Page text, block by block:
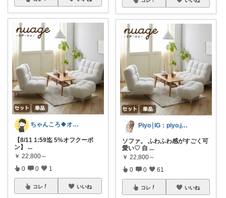
ちゃんころ🍀オリ写/インテリア/キッズ
【8/11 1:59迄 5%オフクーポ
ン】
...
￥ 22,800～
0 0 1
コレ いいね
Piyo┊IG：piyo.jp___
ソファ。 ふわふわ感がすごく可
愛い♡ 自 ...
￥ 22,800～
0 0 61
コレ いいね